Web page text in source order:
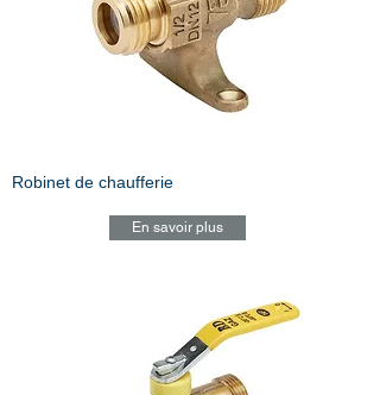
Robinet de chaufferie
En savoir plus